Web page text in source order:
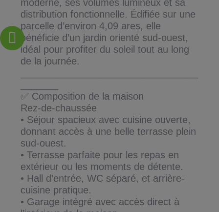
moderne, ses volumes lumineux et sa
distribution fonctionnelle. Édifiée sur une
parcelle d’environ 4,09 ares, elle
bénéficie d’un jardin orienté sud-ouest,
idéal pour profiter du soleil tout au long
de la journée.
✅ Composition de la maison
Rez-de-chaussée
• Séjour spacieux avec cuisine ouverte,
donnant accès à une belle terrasse plein
sud-ouest.
• Terrasse parfaite pour les repas en
extérieur ou les moments de détente.
• Hall d’entrée, WC séparé, et arrière-
cuisine pratique.
• Garage intégré avec accès direct à